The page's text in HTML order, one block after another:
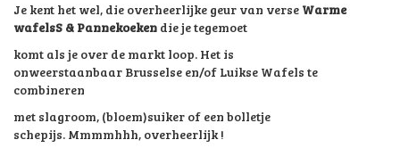
Je kent het wel, die overheerlijke geur van verse Warme
wafelsS & Pannekoeken die je tegemoet
komt als je over de markt loop. Het is
onweerstaanbaar Brusselse en/of Luikse Wafels te
combineren
met slagroom, (bloem)suiker of een bolletje
schepijs. Mmmmhhh, overheerlijk !